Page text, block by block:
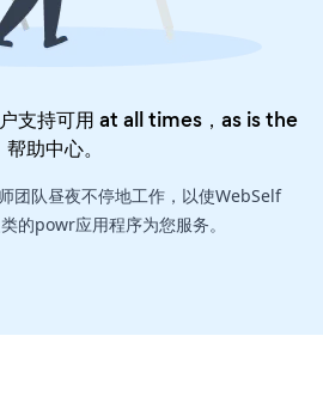
支持可用 at all times，as is the
帮助中心。
团队昼夜不停地工作，以使WebSelf
的powr应用程序为您服务。